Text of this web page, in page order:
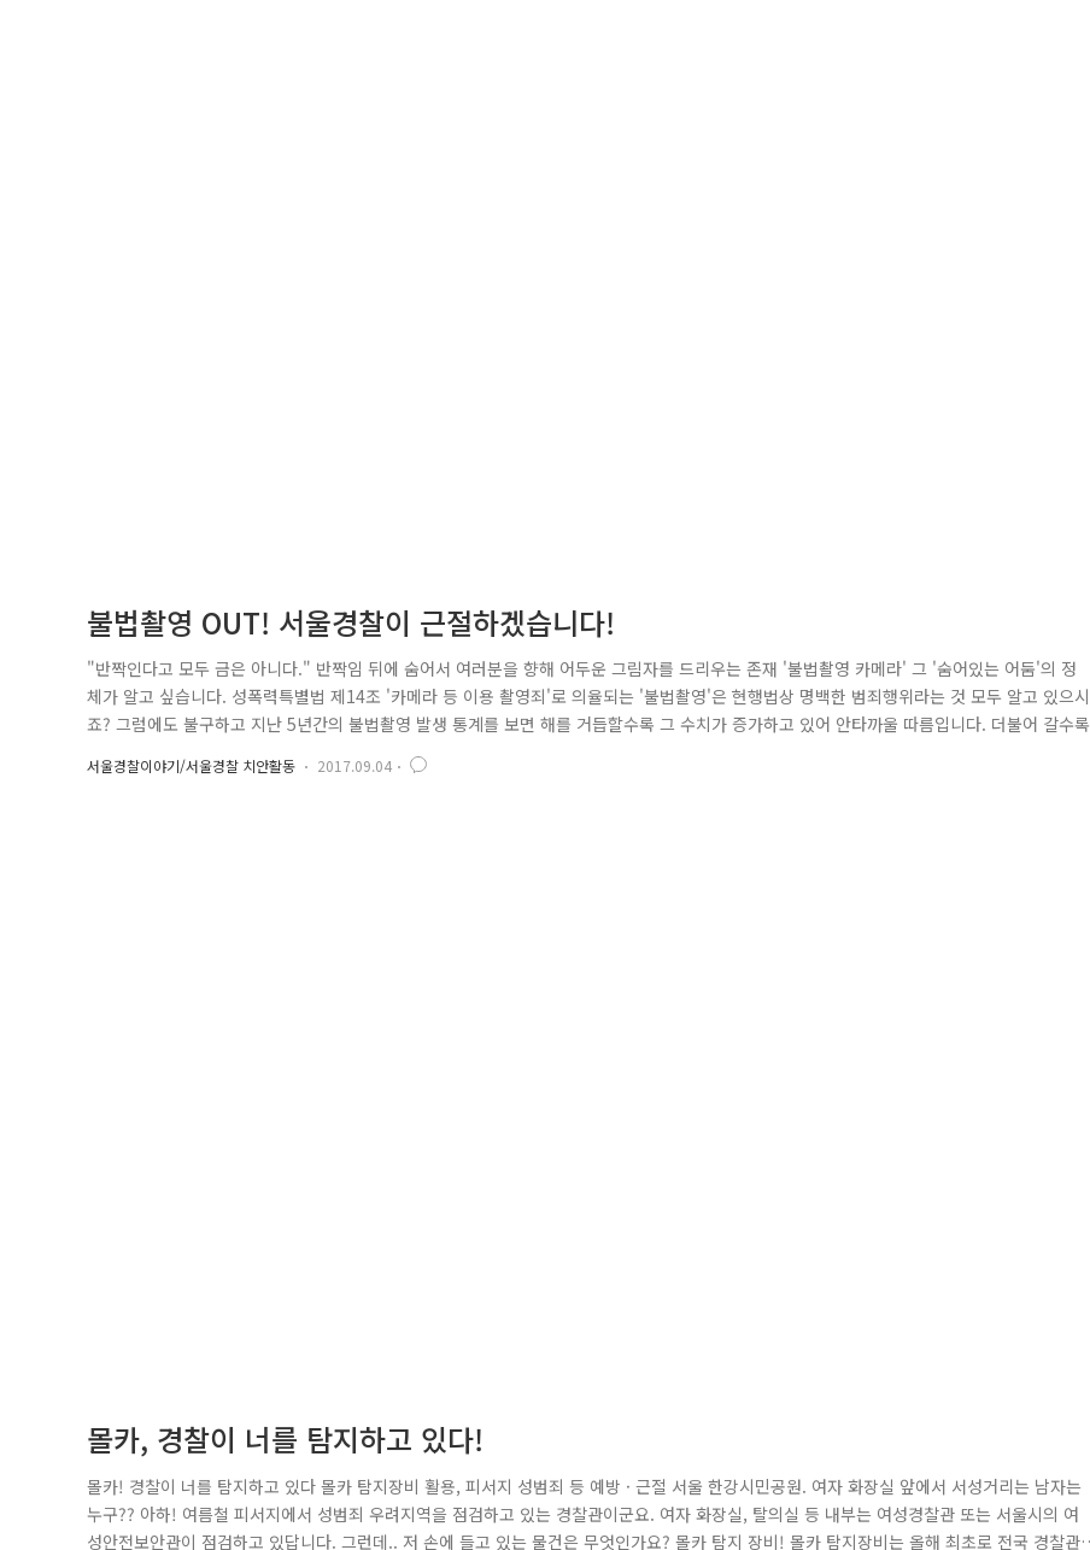
불법촬영 OUT! 서울경찰이 근절하겠습니다!
"반짝인다고 모두 금은 아니다." 반짝임 뒤에 숨어서 여러분을 향해 어두운 그림자를 드리우는 존재 '불법촬영 카메라' 그 '숨어있는 어둠'의 정
체가 알고 싶습니다. 성폭력특별법 제14조 '카메라 등 이용 촬영죄'로 의율되는 '불법촬영'은 현행법상 명백한 범죄행위라는 것 모두 알고 있으시
죠? 그럼에도 불구하고 지난 5년간의 불법촬영 발생 통계를 보면 해를 거듭할수록 그 수치가 증가하고 있어 안타까울 따름입니다. 더불어 갈수록
진화하고 있는 그 범죄수법은 감탄을 자아낼 정도인데요, 자동차 열쇠, 우산과 같은 일상용품을 가장한 카메라부터 육안으로는 식별이 불가능한
수준의 초소형 카메라까지 등장했답니다. 지하철, 화장실 등 우리생활 주변을 스스로 꼼꼼히 살피고 의심되는 상황에서는 반드시 112 신고를 통
서울경찰이야기/서울경찰 치안활동 2017.09.04
몰카, 경찰이 너를 탐지하고 있다!
몰카! 경찰이 너를 탐지하고 있다 몰카 탐지장비 활용, 피서지 성범죄 등 예방 · 근절 서울 한강시민공원. 여자 화장실 앞에서 서성거리는 남자는
누구?? 아하! 여름철 피서지에서 성범죄 우려지역을 점검하고 있는 경찰관이군요. 여자 화장실, 탈의실 등 내부는 여성경찰관 또는 서울시의 여
성안전보안관이 점검하고 있답니다. 그런데.. 저 손에 들고 있는 물건은 무엇인가요? 몰카 탐지 장비! 몰카 탐지장비는 올해 최초로 전국 경찰관